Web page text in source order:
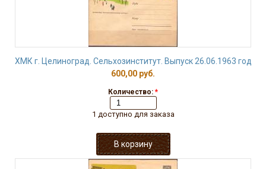
ХМК г. Целиноград. Сельхозинститут. Выпуск 26.06.1963 год
600,00 руб.
Количество: *
1 доступно для заказа